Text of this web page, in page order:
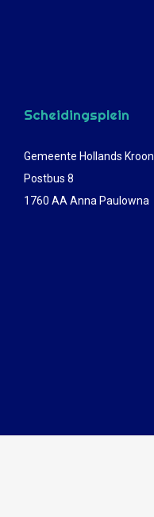
Scheidingsplein
Gemeente Hollands Kroon
Postbus 8
1760 AA Anna Paulowna